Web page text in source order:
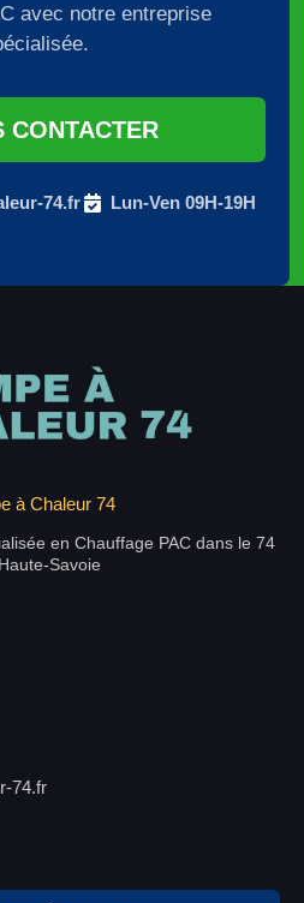
avec notre entreprise
CONTACTER
74.fr Lun-Ven 09H-19H
à Chaleur 74
en Chauffage PAC dans le 74
Savoie
74.fr